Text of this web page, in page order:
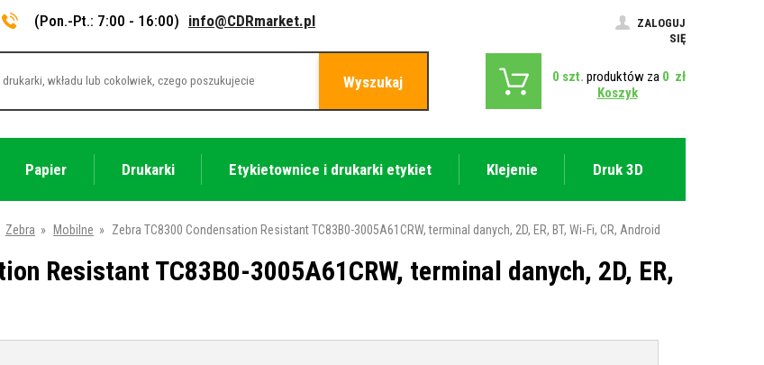
(Pon.-Pt.: 7:00 - 16:00) info@CDRmarket.pl
ZALOGUJ
SIĘ
Wyszukaj 0 szt. produktów za 0 zł
Koszyk
Papier Drukarki Etykietownice i drukarki etykiet Klejenie Druk 3D
Zebra » Mobilne » Zebra TC8300 Condensation Resistant TC83B0-3005A61CRW, terminal danych, 2D, ER, BT, Wi‑Fi, CR, Android
Resistant TC83B0-3005A61CRW, terminal danych, 2D, ER,